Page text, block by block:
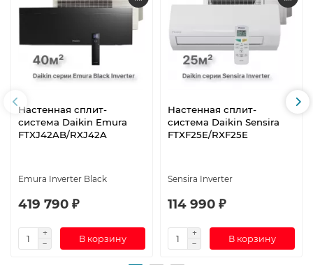
Настенная сплит-
система Daikin Emura
FTXJ42AB/RXJ42A
Emura Inverter Black
419 790 ₽
В корзину
Настенная сплит-
система Daikin Sensira
FTXF25E/RXF25E
Sensira Inverter
114 990 ₽
В корзину